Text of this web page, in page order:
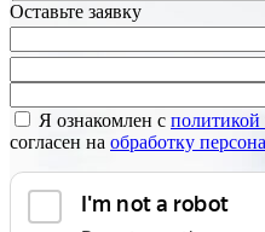
Оставьте заявку
Я ознакомлен с политикой
согласен на обработку